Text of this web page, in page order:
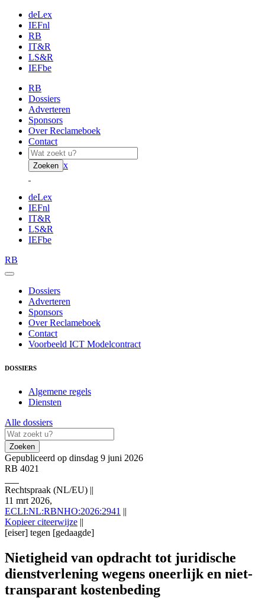
deLex
IEFnl
RB
IT&R
LS&R
IEFbe
RB
Dossiers
Adverteren
Sponsors
Over Reclameboek
Contact
Zoeken x
deLex
IEFnl
IT&R
LS&R
IEFbe
RB
Dossiers
Adverteren
Sponsors
Over Reclameboek
Contact
Voorbeeld ICT Modelcontract
DOSSIERS
Algemene regels
Diensten
Alle dossiers
Zoeken
Gepubliceerd op dinsdag 9 juni 2026
RB 4021
Rechtspraak (NL/EU) ||
11 mrt 2026,
ECLI:NL:RBNHO:2026:2941 ||
Kopieer citeerwijze ||
[eiser] tegen [gedaagde]
ECLI:NL:RBNHO:2026:2941 ([eiser] tegen [gedaagde]),
https://redactie-delex.cshark.nl/artikelen/nietigheid-van-opdracht-tot-
juridische-dienstverlening-wegens-oneerlijk-en-niet-transparant-
kostenbeding
Nietigheid van opdracht tot juridische
dienstverlening wegens oneerlijk en niet-
transparant kostenbeding